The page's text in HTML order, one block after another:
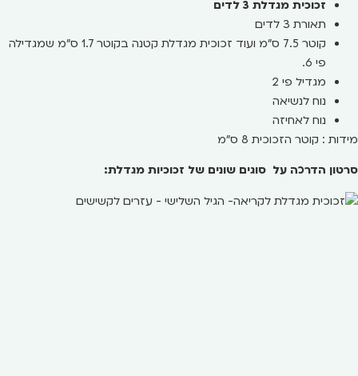
זכוכית מגדלת 3 לדים
תאורת 3 לדים
קוטר 7.5 ס"מ ועוד זכוכית מגדלת קטנה בקוטר 1.7 ס"מ שמגדילה
פי 6.
מגדיל פי 2
נוח לנשיאה
נוח לאחיזה
מידות : קוטר הזכוכית 8 ס"מ
סרטון הדרכה על סוגים שונים של זכוכיות מגדלת: